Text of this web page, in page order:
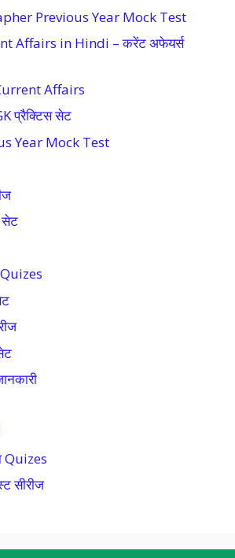
Previous Year Mock Test
Affairs in Hindi – करेंट अफेयर्स
Affairs
प्रैक्टिस सेट
Year Mock Test
सेट
Quizes
Quizes
सीरीज